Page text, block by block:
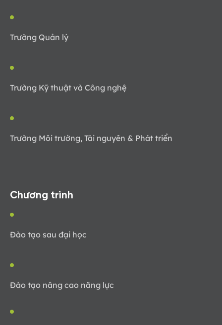
Trường Quản lý
Trường Kỹ thuật và Công nghệ
Trường Môi trường, Tài nguyên & Phát triển
Chương trình
Đào tạo sau đại học
Đào tạo nâng cao năng lực